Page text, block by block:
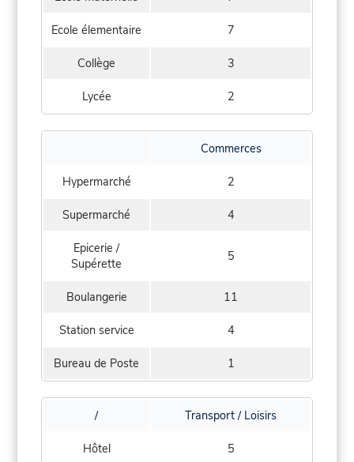
Ecole élementaire 7
Collège 3
Lycée 2
Commerces
Hypermarché 2
Supermarché 4
Epicerie /
Supérette
5
Boulangerie 11
Station service 4
Bureau de Poste 1
/ Transport / Loisirs
Hôtel 5